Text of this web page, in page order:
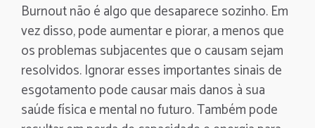
Burnout não é algo que desaparece sozinho. Em
vez disso, pode aumentar e piorar, a menos que
os problemas subjacentes que o causam sejam
resolvidos. Ignorar esses importantes sinais de
esgotamento pode causar mais danos à sua
saúde física e mental no futuro. Também pode